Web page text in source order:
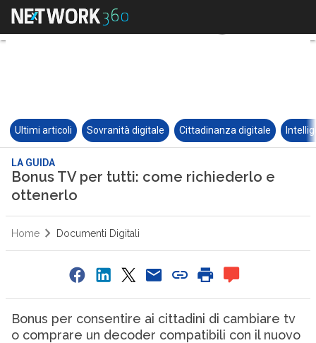
Ultimi articoli Sovranità digitale Cittadinanza digitale
LA GUIDA
Bonus TV per tutti: come richiederlo e
ottenerlo
Home Documenti Digitali
Bonus per consentire ai cittadini di cambiare tv
o comprare un decoder compatibili con il nuovo